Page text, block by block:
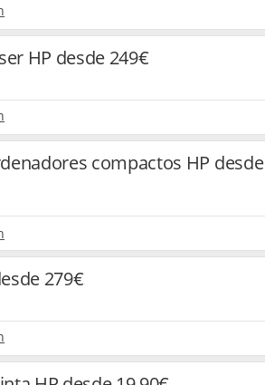
HP desde 249€
compactos HP desde
279€